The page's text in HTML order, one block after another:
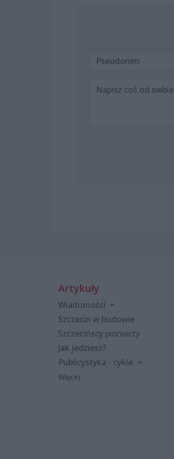
Artykuły
Wiadomości
Szczecin w budowie
Szczecińscy pionierzy
Jak jedziesz?
Publicystyka - cykle
Więcej